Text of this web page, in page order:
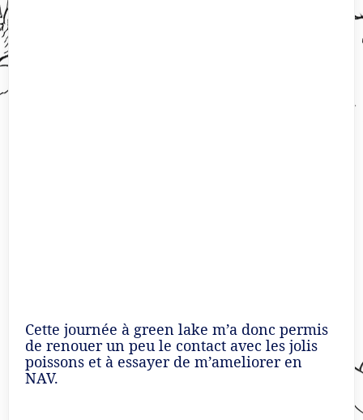
Cette journée à green lake m’a donc permis
de renouer un peu le contact avec les jolis
poissons et à essayer de m’ameliorer en
NAV.